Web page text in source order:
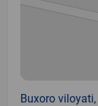
Buxoro